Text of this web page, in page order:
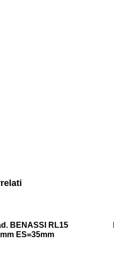
BENASSI RL15
ES=35mm